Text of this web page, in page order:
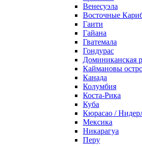
Венесуэла
Восточные
Гаити
Гайана
Гватемала
Гондурас
Доминиканская
Каймановы
Канада
Колумбия
Коста-Рика
Куба
Кюрасао /
Мексика
Никарагуа
Перу